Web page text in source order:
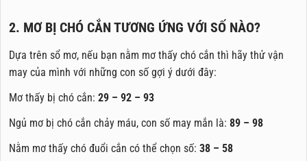
2. MƠ BỊ CHÓ CẮN TƯƠNG ỨNG VỚI SỐ NÀO?
Dựa trên sổ mơ, nếu bạn nằm mơ thấy chó cắn thì hãy thử vận
may của mình với những con số gợi ý dưới đây:
Mơ thấy bị chó cắn: 29 – 92 – 93
Ngủ mơ bị chó cắn chảy máu, con số may mắn là: 89 – 98
Nằm mơ thấy chó đuổi cắn có thể chọn số: 38 – 58